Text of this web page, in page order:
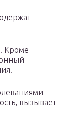
Кроме
вызывает